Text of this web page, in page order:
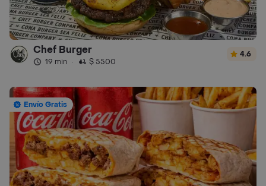
Chef Burger
19 min · $ 5500
4.6
Envío Gratis